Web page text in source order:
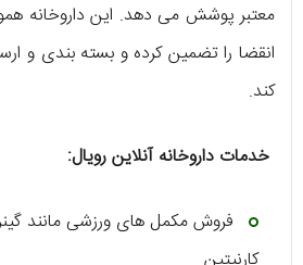
معتبر پوشش می ‌دهد. این داروخانه
انقضا را تضمین کرده و بسته‌ ‌بندی و
‌کند.
خدمات داروخانه آنلاین رویال:
فروش مکمل ‌های ورزشی مانند